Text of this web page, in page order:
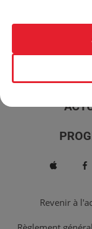
Revenir à